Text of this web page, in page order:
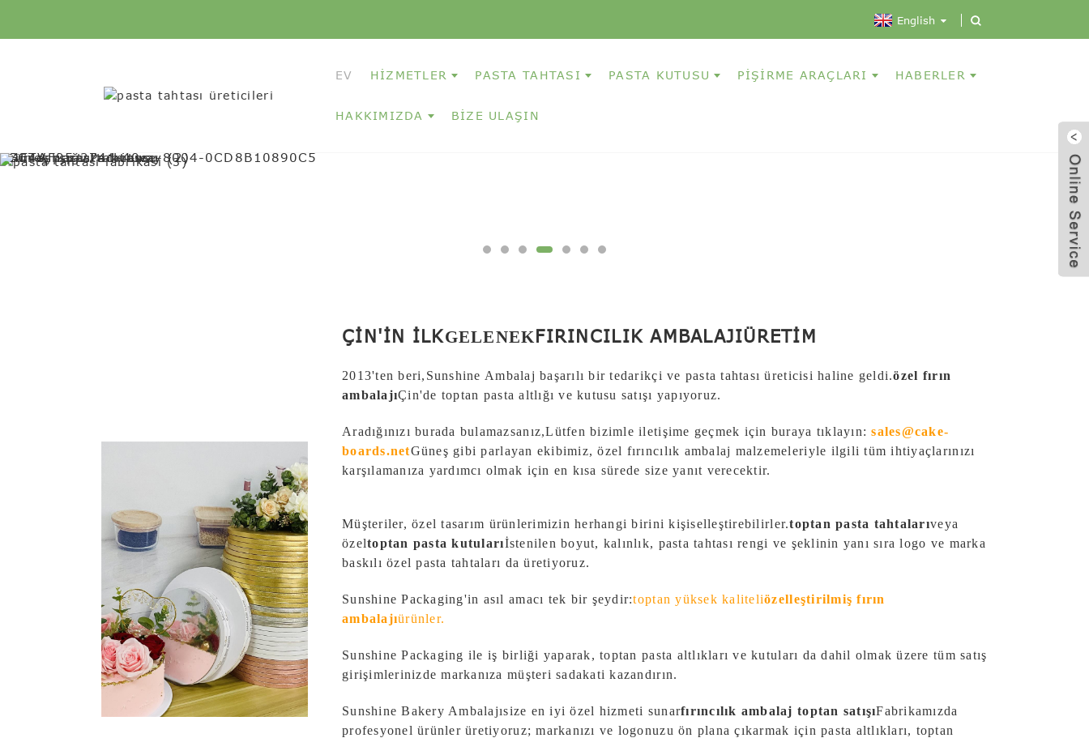
English
EV HIZMETLER PASTA TAHTASI PASTA KUTUSU PIŞIRME ARAÇLARI HABERLER
HAKKIMIZDA BIZE ULAŞIN
ÇIN'IN İLKGELENEKFIRINCILIK AMBALAJIÜRETIM
2013'ten beri, Sunshine Ambalaj başarılı bir tedarikçi ve pasta tahtası üreticisi haline geldi.özel fırın
ambalajıÇin'de toptan pasta altlığı ve kutusu satışı yapıyoruz.
Aradığınızı burada bulamazsanız,Lütfen bizimle iletişime geçmek için buraya tıklayın: sales@cake-
boards.netGüneş gibi parlayan ekibimiz, özel fırıncılık ambalaj malzemeleriyle ilgili tüm ihtiyaçlarınızı
karşılamanıza yardımcı olmak için en kısa sürede size yanıt verecektir.
Müşteriler, özel tasarım ürünlerimizin herhangi birini kişiselleştirebilirler.toptan pasta tahtalarıveya
özeltoptan pasta kutularıİstenilen boyut, kalınlık, pasta tahtası rengi ve şeklinin yanı sıra logo ve marka
baskılı özel pasta tahtaları da üretiyoruz.
Sunshine Packaging'in asıl amacı tek bir şeydir:toptan yüksek kaliteliözelleştirilmiş fırın
ambalajıürünler.
Sunshine Packaging ile iş birliği yaparak, toptan pasta altlıkları ve kutuları da dahil olmak üzere tüm satış
girişimlerinizde markanıza müşteri sadakati kazandırın.
Sunshine Bakery Ambalajısize en iyi özel hizmeti sunarfırıncılık ambalaj toptan satışıFabrikamızda
profesyonel ürünler üretiyoruz; markanızı ve logonuzu ön plana çıkarmak için pasta altlıkları, toptan